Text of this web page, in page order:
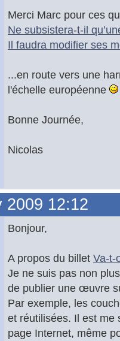
Merci Marc pour ces
Ne subsistera-t-il
Il faudra modifier ses
...en route vers une
l'échelle européenne
Bonne Journée,
Nicolas
2009 12:12
Bonjour,
A propos du billet Va-t-
Je ne suis pas non
de publier une œuvre
Par exemple, les
et réutilisées. Il est me
page Internet, même